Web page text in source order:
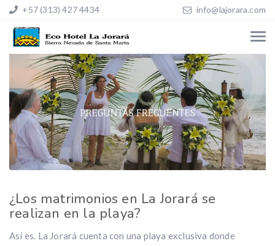
+57 (313) 427 4434 info@lajorara.com
¿Los matrimonios en La Jorará se
realizan en la playa?
Así es. La Jorará cuenta con una playa exclusiva donde